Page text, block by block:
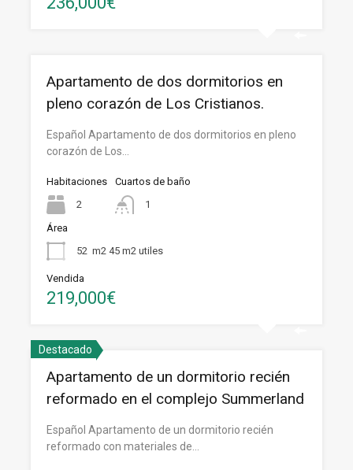
Apartamento de dos dormitorios en
pleno corazón de Los Cristianos.
Español Apartamento de dos dormitorios en pleno
corazón de Los…
Habitaciones
2
Cuartos de baño
1
Área
52 m2 45 m2 utiles
Vendida
219,000€
Destacado
Apartamento de un dormitorio recién
reformado en el complejo Summerland
Español Apartamento de un dormitorio recién
reformado con materiales de…